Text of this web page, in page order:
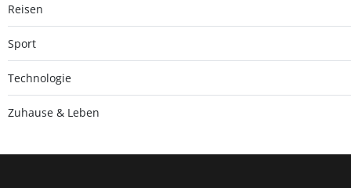
Reisen
Sport
Technologie
Zuhause & Leben